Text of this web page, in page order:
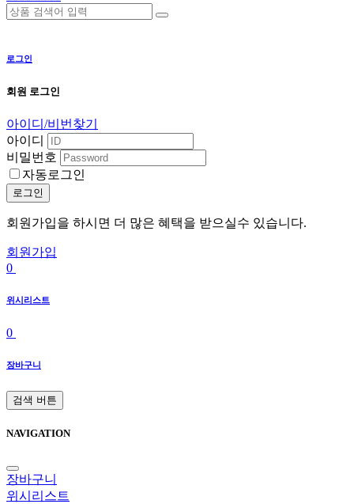
로그인
회원 로그인
아이디/비번찾기
아이디
비밀번호
자동로그인
로그인
회원가입을 하시면 더 많은 혜택을 받으실수 있습니다.
회원가입
0
위시리스트
0
장바구니
검색 버튼
NAVIGATION
장바구니
위시리스트